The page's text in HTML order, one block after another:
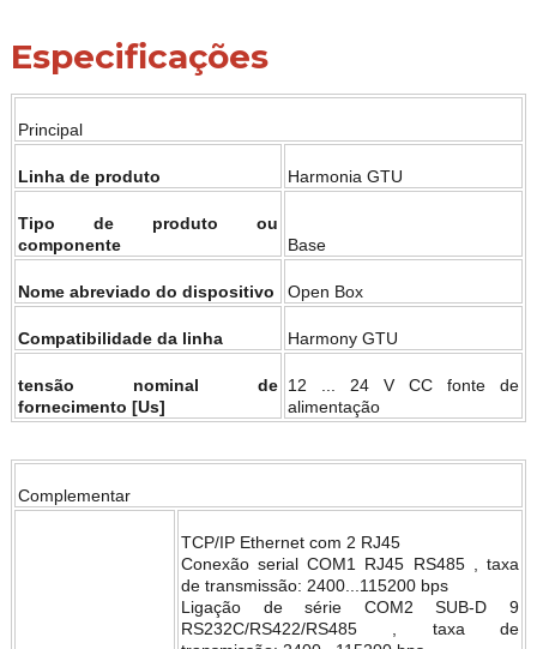
Especificações
Principal
Linha de produto Harmonia GTU
Tipo de produto ou
componente
Base
Nome abreviado do dispositivo Open Box
Compatibilidade da linha Harmony GTU
tensão nominal de
fornecimento [Us]
12 ... 24 V CC fonte de
alimentação
Complementar
TCP/IP Ethernet com 2 RJ45
Conexão serial COM1 RJ45 RS485 , taxa
de transmissão: 2400...115200 bps
Ligação de série COM2 SUB-D 9
RS232C/RS422/RS485 , taxa de